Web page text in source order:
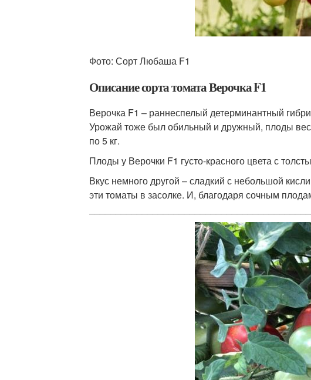
Фото: Сорт Любаша F1
Описание сорта томата Верочка F1
Верочка F1 – раннеспелый детерминантный
Урожай тоже был обильный и дружный, плоды
по 5 кг.
Плоды у Верочки F1 густо-красного цвета с
Вкус немного другой – сладкий с небольшой
эти томаты в засолке. И, благодаря сочным